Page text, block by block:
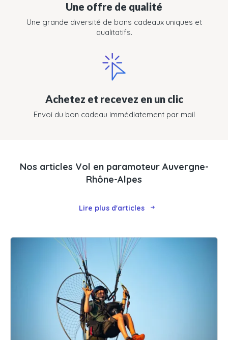
Une offre de qualité
Une grande diversité de bons cadeaux uniques et
qualitatifs.
Achetez et recevez en un clic
Envoi du bon cadeau immédiatement par mail
Nos articles Vol en paramoteur Auvergne-
Rhône-Alpes
Lire plus d'articles